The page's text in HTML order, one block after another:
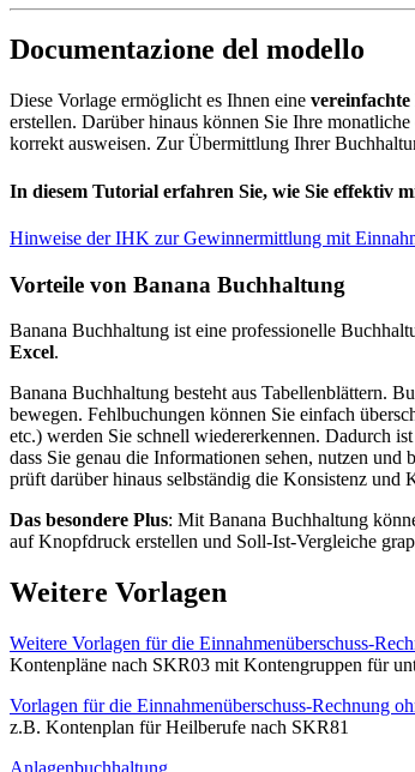
Documentazione del modello
Diese Vorlage ermöglicht es Ihnen eine
erstellen. Darüber hinaus können Sie Ihre
korrekt ausweisen. Zur Übermittlung Ihrer
In diesem Tutorial erfahren Sie, wie Sie effektiv
Hinweise der IHK zur Gewinnermittlung mit
Vorteile von Banana Buchhaltung
Banana Buchhaltung ist eine professionelle
Excel.
Banana Buchhaltung besteht aus Tabellenblättern.
bewegen. Fehlbuchungen können Sie einfach
etc.) werden Sie schnell wiedererkennen. Dadurch
dass Sie genau die Informationen sehen, nutzen
prüft darüber hinaus selbständig die Konsistenz
Das besondere Plus: Mit Banana Buchhaltung
auf Knopfdruck erstellen und Soll-Ist-Vergleiche
Weitere Vorlagen
Weitere Vorlagen für die Einnahmenüberschuss-
Kontenpläne nach SKR03 mit Kontengruppen für
Vorlagen für die Einnahmenüberschuss-Rechnung
z.B. Kontenplan für Heilberufe nach SKR81